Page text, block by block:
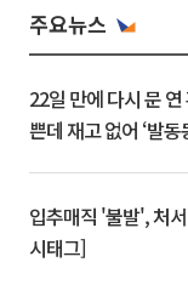
주요뉴스
22일 만에 다시 문
쁜데 재고 없어 ‘발
입추매직 '불발', 처
시태그]